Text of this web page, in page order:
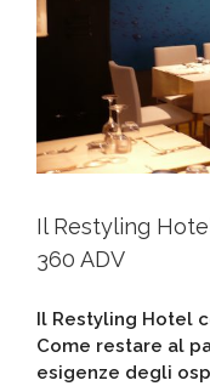
Il Restyling
360 ADV
Il Restyling Hotel
Come restare al
esigenze degli